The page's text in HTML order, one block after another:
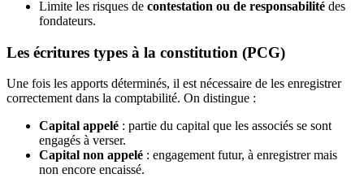
Limite les risques de contestation ou de responsabilité des
fondateurs.
Les écritures types à la constitution (PCG)
Une fois les apports déterminés, il est nécessaire de les enregistrer
correctement dans la comptabilité. On distingue :
Capital appelé : partie du capital que les associés se sont
engagés à verser.
Capital non appelé : engagement futur, à enregistrer mais
non encore encaissé.